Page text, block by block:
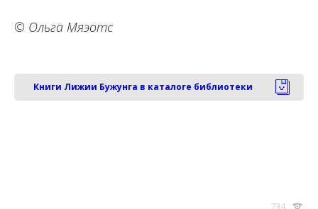
© Ольга Мяэотс
Книги Лижии Бужунга в каталоге библиотеки
734